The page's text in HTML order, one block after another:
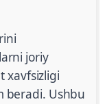
joriy
xavfsizligi
beradi. Ushbu